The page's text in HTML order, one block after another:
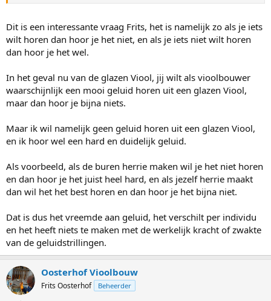
Dit is een interessante vraag Frits, het is namelijk zo als je iets
wilt horen dan hoor je het niet, en als je iets niet wilt horen
dan hoor je het wel.
In het geval nu van de glazen Viool, jij wilt als vioolbouwer
waarschijnlijk een mooi geluid horen uit een glazen Viool,
maar dan hoor je bijna niets.
Maar ik wil namelijk geen geluid horen uit een glazen Viool,
en ik hoor wel een hard en duidelijk geluid.
Als voorbeeld, als de buren herrie maken wil je het niet horen
en dan hoor je het juist heel hard, en als jezelf herrie maakt
dan wil het het best horen en dan hoor je het bijna niet.
Dat is dus het vreemde aan geluid, het verschilt per individu
en het heeft niets te maken met de werkelijk kracht of zwakte
van de geluidstrillingen.
Oosterhof Vioolbouw
Frits Oosterhof Beheerder